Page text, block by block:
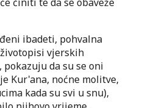
ibadeti, pohvalna
vjerskih
da su se oni
Kur'ana, noćne molitve,
kada su svi u snu),